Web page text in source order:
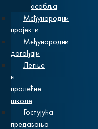
особља
Међународни
пројекти
Међународни
догађаји
Летње
и
пролећне
школе
Гостујућа
предавања